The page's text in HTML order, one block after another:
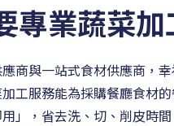
專業蔬菜加
商與一站式食材供應商，
工服務能為採購餐廳食材
」，省去洗、切、削皮時